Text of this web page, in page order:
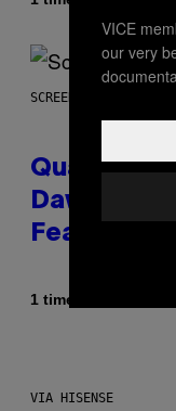
SCREENSHOT:
Quake
Dawn of
Featuring
1 time siden
VIA HISENSE
VICE
our very